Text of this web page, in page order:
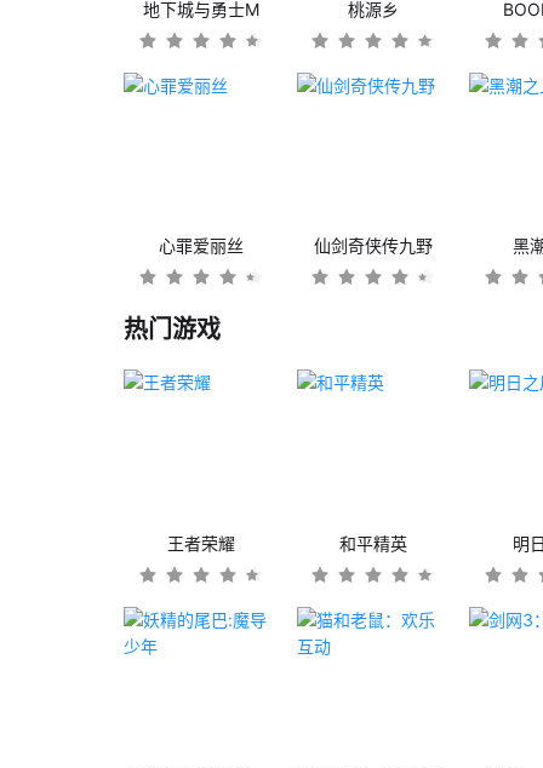
地下城与勇士M 桃源乡
心罪爱丽丝 仙剑奇侠传九野 黑
热门游戏
王者荣耀 和平精英 明